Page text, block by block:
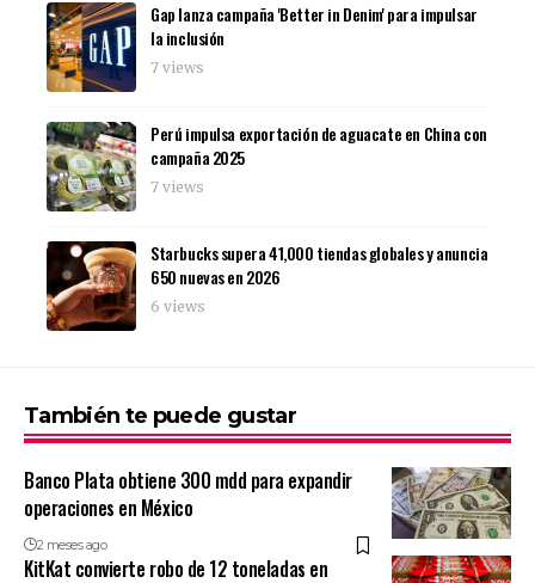
Gap lanza campaña 'Better in Denim' para impulsar
la inclusión
7 views
Perú impulsa exportación de aguacate en China con
campaña 2025
7 views
Starbucks supera 41,000 tiendas globales y anuncia
650 nuevas en 2026
6 views
También te puede gustar
Banco Plata obtiene 300 mdd para expandir
operaciones en México
2 meses ago
KitKat convierte robo de 12 toneladas en